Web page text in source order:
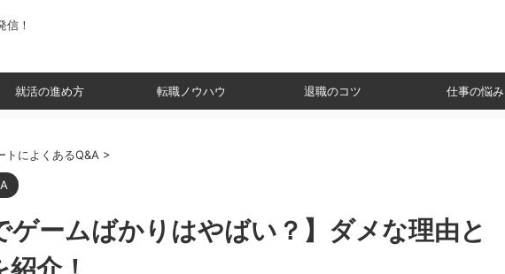
信！
就活の進め方 転職ノウハウ 退職のコツ 仕事の悩み
トによくあるQ&A >
ゲームばかりはやばい？】ダメな理由と